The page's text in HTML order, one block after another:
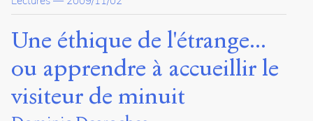
La présence éthique des fantômes, le tiers et la moralité
Xénologie, pluralité des temporalités humaines et conflits
Du pluralisme libéral aux limites de l’État-providence
Citer /
Partager
Exporter
Une éthique de l'étrange...
ou apprendre à accueillir le
visiteur de minuit